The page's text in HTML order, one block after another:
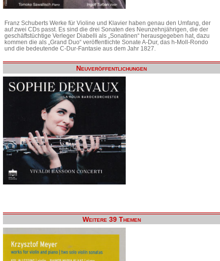
Franz Schuberts Werke für Violine und Klavier haben genau den Umfang, der
auf zwei CDs passt. Es sind die drei Sonaten des Neunzehnjährigen, die der
geschäftstüchtige Verleger Diabelli als „Sonatinen“ herausgegeben hat, dazu
kommen die als „Grand Duo“ veröffentlichte Sonate A-Dur, das h-Moll-Rondo
und die bedeutende C-Dur-Fantasie aus dem Jahr 1827.
Neuveröffentlichungen
Weitere 39 Themen